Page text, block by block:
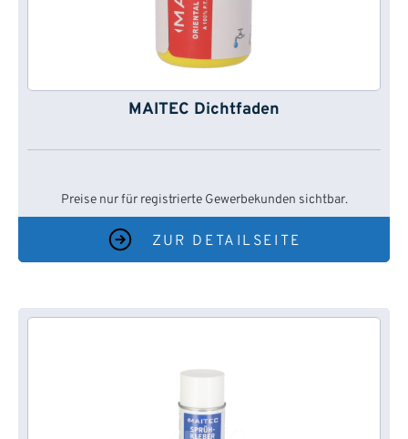
MAITEC Dichtfaden
Preise nur für registrierte Gewerbekunden sichtbar.
ZUR DETAILSEITE